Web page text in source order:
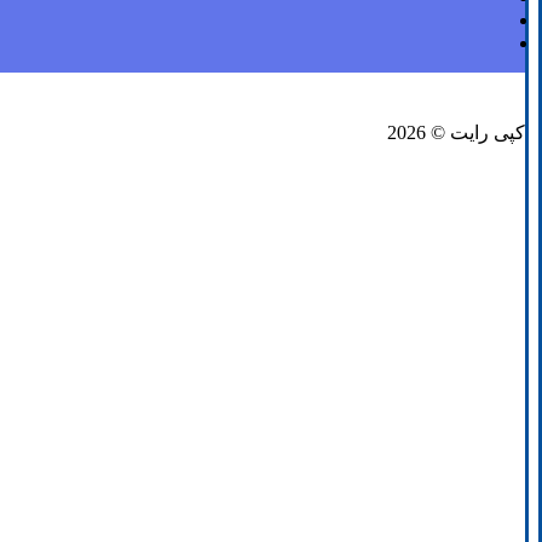
کپی رایت © 2026